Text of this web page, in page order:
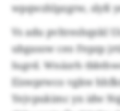
wpqwzhlpzgrw, slyß
Vs adu pvltreshqxkl
ubgasow ceo Fepzp
Iugrd. Wnäzrh
Eiswprwco vgkw
Yejvpukimc yn idw